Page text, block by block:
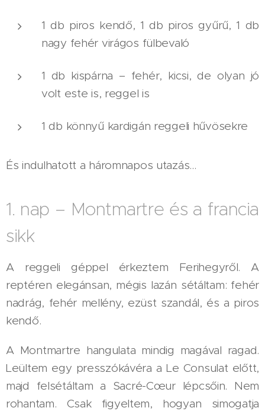
1 db piros kendő, 1 db piros gyűrű, 1 db
nagy fehér virágos fülbevaló
1 db kispárna – fehér, kicsi, de olyan jó
volt este is, reggel is
1 db könnyű kardigán reggeli hűvösekre
És indulhatott a háromnapos utazás…
1. nap – Montmartre és a francia
sikk
A reggeli géppel érkeztem Ferihegyről. A
reptéren elegánsan, mégis lazán sétáltam: fehér
nadrág, fehér mellény, ezüst szandál, és a piros
kendő.
A Montmartre hangulata mindig magával ragad.
Leültem egy presszókávéra a Le Consulat előtt,
majd felsétáltam a Sacré-Cœur lépcsőin. Nem
rohantam. Csak figyeltem, hogyan simogatja